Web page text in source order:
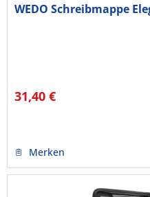
WEDO Schreibmappe
31,40 €
Merken